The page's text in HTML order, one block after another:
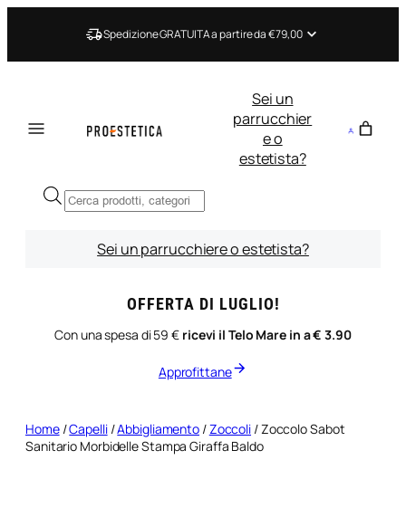
Spedizione GRATUITA a partire da €79,00
Sei un
parrucchier
e o
estetista?
Ricerca
prodotti
Sei un parrucchiere o estetista?
OFFERTA DI LUGLIO!
Con una spesa di 59 € ricevi il Telo Mare in a € 3.90
Approfittane
Home/Capelli/Abbigliamento /Zoccoli / Zoccolo Sabot
Sanitario Morbidelle Stampa Giraffa Baldo